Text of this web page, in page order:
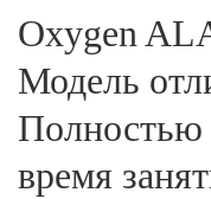
Oxygen
Модель
Полностью
время